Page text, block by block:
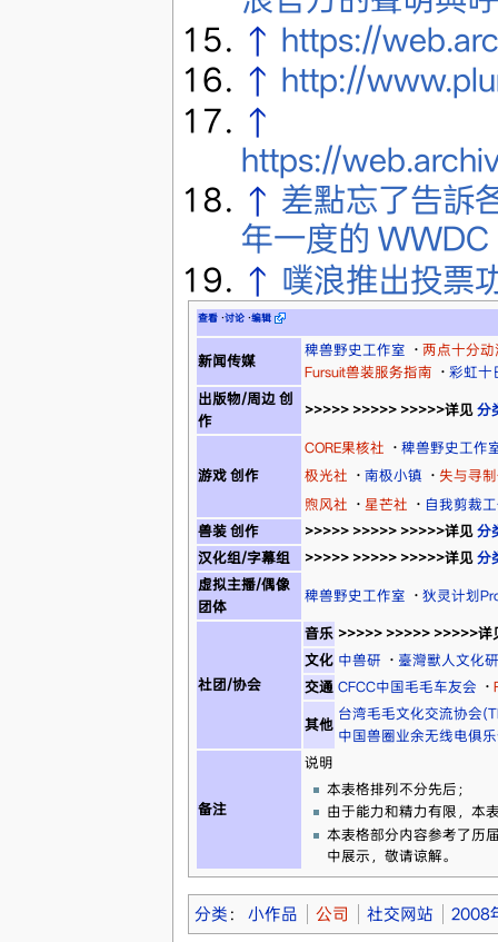
↑ https://
↑ http://
↑
https://
↑ 差點忘了告訴
年一度的
↑ 噗浪推出投票
查看·讨论·编辑
新闻传媒
稗兽野史工作室 · 两点十分
Fursuit兽装服务指南 · 彩虹十
出版物/周边 创
作
>>>>> >>>>> >>>>>详见 分
游戏 创作
CORE果核社 · 稗兽野史工作
极光社 · 南极小镇 · 失与寻
煦风社 · 星芒社 · 自我剪裁
兽装 创作
>>>>> >>>>> >>>>>详见 分
汉化组/字幕组
>>>>> >>>>> >>>>>详见 分
虚拟主播/偶像
团体
稗兽野史工作室 · 狄灵计划
社团/协会
音乐 >>>>> >>>>> >>>>>详
文化 中兽研 · 臺灣獸人文化
交通 CFCC中国毛毛车友会 ·
其他
台湾毛毛文化交流协会
中国兽圈业余无线电俱
备注
说明
本表格排列不分先后；
由于能力和精力有限，本
本表格部分内容参考了历
中展示，敬请谅解。
分类 ： 小作品 公司 社交网站 2008